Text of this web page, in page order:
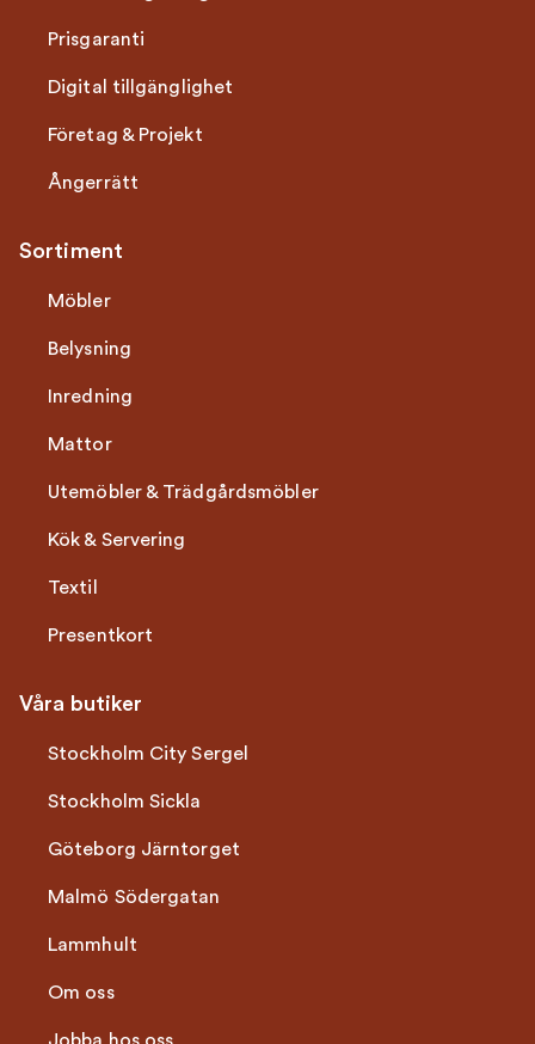
Prisgaranti
Digital tillgänglighet
Företag & Projekt
Ångerrätt
Sortiment
Möbler
Belysning
Inredning
Mattor
Utemöbler & Trädgårdsmöbler
Kök & Servering
Textil
Presentkort
Våra butiker
Stockholm City Sergel
Stockholm Sickla
Göteborg Järntorget
Malmö Södergatan
Lammhult
Om oss